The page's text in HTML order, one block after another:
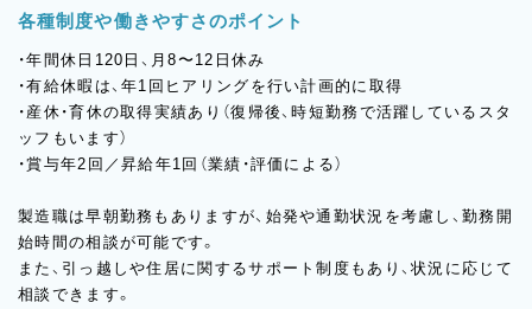
各種制度や働きやすさのポイント
・年間休日120日、月8〜12日休み
・有給休暇は、年1回ヒアリングを行い計画的に取得
・産休・育休の取得実績あり（復帰後、時短勤務で活躍しているスタ
ッフもいます）
・賞与年2回／昇給年1回（業績・評価による）
製造職は早朝勤務もありますが、始発や通勤状況を考慮し、勤務開
始時間の相談が可能です。
また、引っ越しや住居に関するサポート制度もあり、状況に応じて
相談できます。